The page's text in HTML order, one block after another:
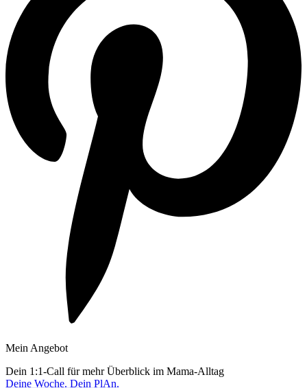
Mein Angebot
Dein 1:1-Call für mehr Überblick im Mama-Alltag
Deine Woche. Dein PlAn.